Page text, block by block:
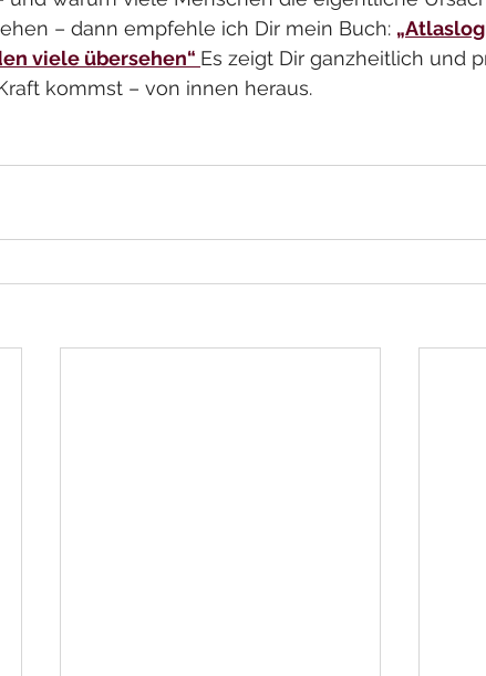
– dann empfehle ich Dir mein Buch:
viele übersehen“ Es zeigt Dir ganzheitlich und
kommst – von innen heraus.